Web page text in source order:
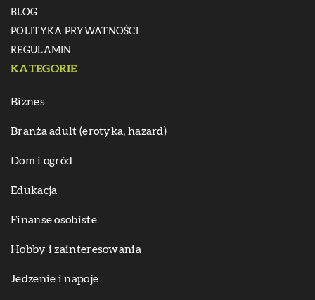
BLOG
POLITYKA PRYWATNOŚCI
REGULAMIN
KATEGORIE
Biznes
Branża adult (erotyka, hazard)
Dom i ogród
Edukacja
Finanse osobiste
Hobby i zainteresowania
Jedzenie i napoje